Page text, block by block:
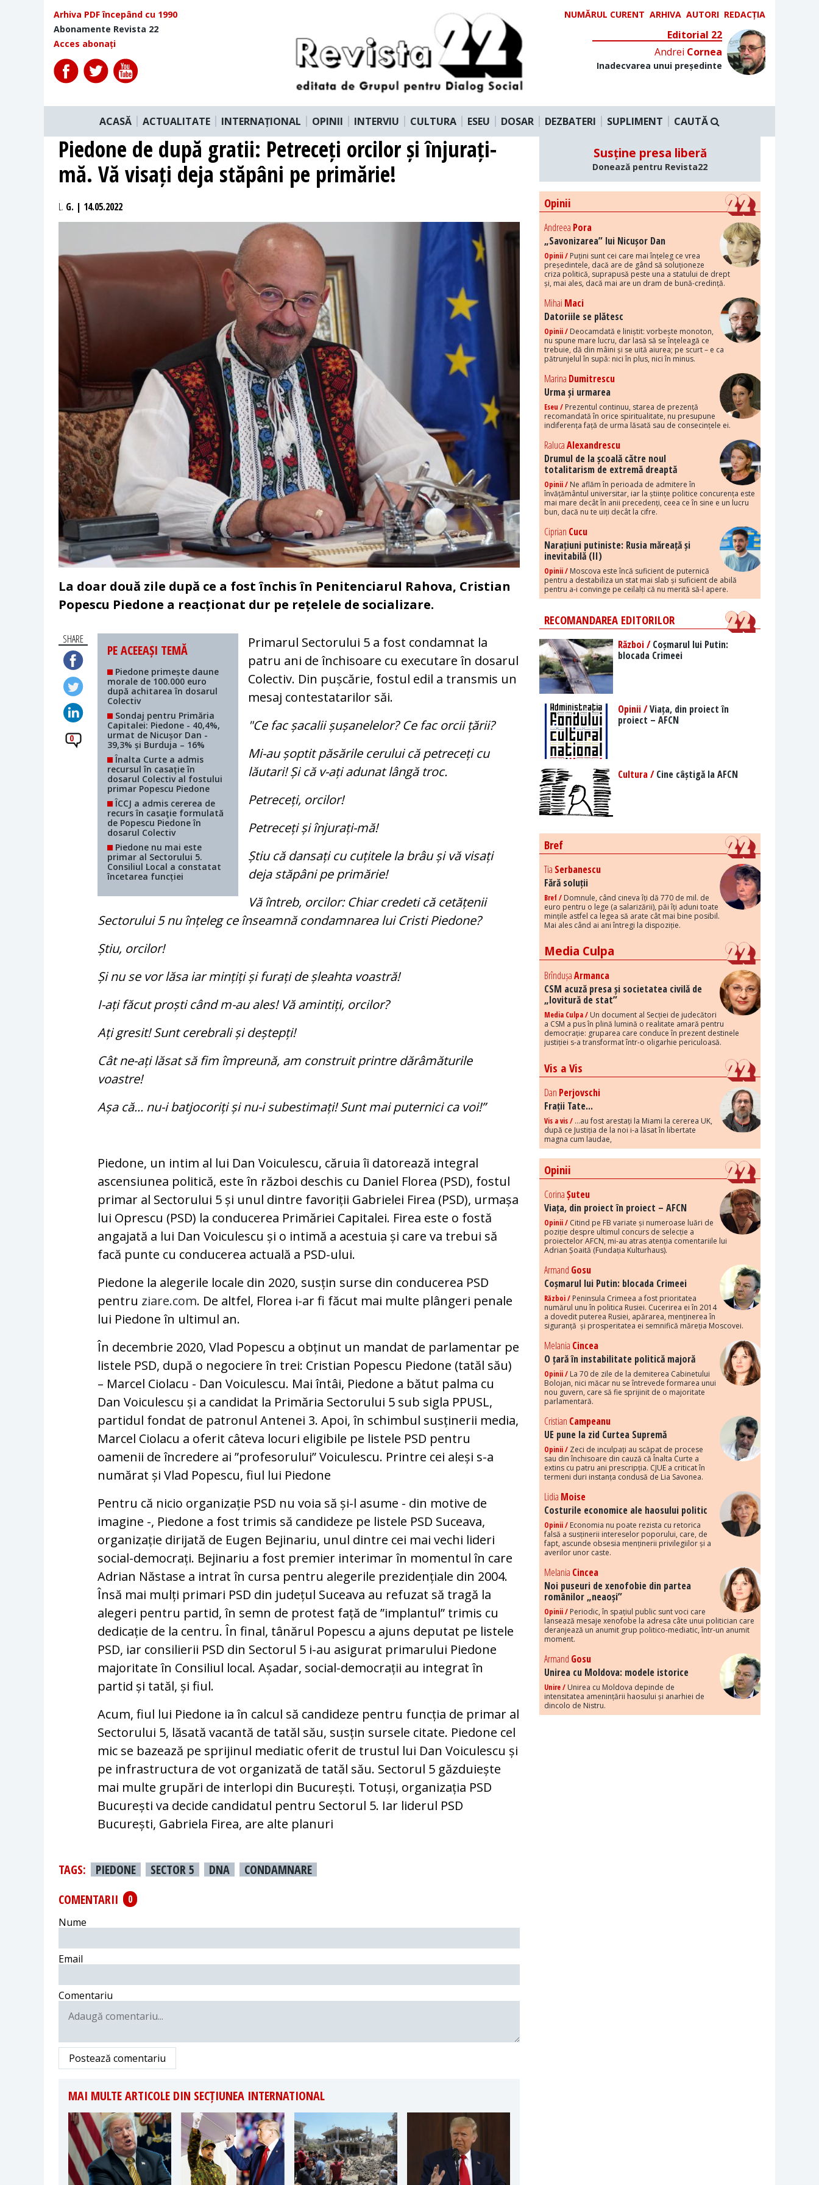
Arhiva PDF începând cu 1990
Abonamente Revista 22
Acces abonați
NUMĂRUL CURENT ARHIVA AUTORI REDACȚIA
Editorial 22
Andrei Cornea
Inadecvarea unui președinte
ACASĂ ACTUALITATE INTERNAȚIONAL OPINII INTERVIU CULTURA ESEU DOSAR DEZBATERI SUPLIMENT CAUTĂ
Piedone de după gratii: Petreceți orcilor și înjurați-
mă. Vă visați deja stăpâni pe primărie!
L. G. | 14.05.2022
La doar două zile după ce a fost închis în Penitenciarul Rahova, Cristian
Popescu Piedone a reacționat dur pe rețelele de socializare.
SHARE
0
PE ACEEAȘI TEMĂ
Piedone primește daune
morale de 100.000 euro
după achitarea în dosarul
Colectiv
Sondaj pentru Primăria
Capitalei: Piedone - 40,4%,
urmat de Nicușor Dan -
39,3% și Burduja – 16%
Înalta Curte a admis
recursul în casație în
dosarul Colectiv al fostului
primar Popescu Piedone
ÎCCJ a admis cererea de
recurs în casaţie formulată
de Popescu Piedone în
dosarul Colectiv
Piedone nu mai este
primar al Sectorului 5.
Consiliul Local a constatat
încetarea funcției
Primarul Sectorului 5 a fost condamnat la
patru ani de închisoare cu executare în dosarul
Colectiv. Din pușcărie, fostul edil a transmis un
mesaj contestatarilor săi.
"Ce fac șacalii șușanelelor? Ce fac orcii țării?
Mi-au șoptit păsările cerului că petreceți cu
lăutari! Și că v-ați adunat lângă troc.
Petreceți, orcilor!
Petreceți și înjurați-mă!
Știu că dansați cu cuțitele la brâu și vă visați
deja stăpâni pe primărie!
Vă întreb, orcilor: Chiar credeti că cetățenii
Sectorului 5 nu înțeleg ce înseamnă condamnarea lui Cristi Piedone?
Știu, orcilor!
Și nu se vor lăsa iar mințiți și furați de șleahta voastră!
I-ați făcut proști când m-au ales! Vă amintiți, orcilor?
Ați gresit! Sunt cerebrali și deștepți!
Cât ne-ați lăsat să fim împreună, am construit printre dărâmăturile
voastre!
Așa că... nu-i batjocoriți și nu-i subestimați! Sunt mai puternici ca voi!”
Piedone, un intim al lui Dan Voiculescu, căruia îi datorează integral
ascensiunea politică, este în război deschis cu Daniel Florea (PSD), fostul
primar al Sectorului 5 și unul dintre favoriții Gabrielei Firea (PSD), urmașa
lui Oprescu (PSD) la conducerea Primăriei Capitalei. Firea este o fostă
angajată a lui Dan Voiculescu și o intimă a acestuia și care va trebui să
facă punte cu conducerea actuală a PSD-ului.
Piedone la alegerile locale din 2020, susțin surse din conducerea PSD
pentru ziare.com. De altfel, Florea i-ar fi făcut mai multe plângeri penale
lui Piedone în ultimul an.
În decembrie 2020, Vlad Popescu a obținut un mandat de parlamentar pe
listele PSD, după o negociere în trei: Cristian Popescu Piedone (tatăl său)
– Marcel Ciolacu - Dan Voiculescu. Mai întâi, Piedone a bătut palma cu
Dan Voiculescu și a candidat la Primăria Sectorului 5 sub sigla PPUSL,
partidul fondat de patronul Antenei 3. Apoi, în schimbul susținerii media,
Marcel Ciolacu a oferit câteva locuri eligibile pe listele PSD pentru
oamenii de încredere ai ”profesorului” Voiculescu. Printre cei aleși s-a
numărat și Vlad Popescu, fiul lui Piedone
Pentru că nicio organizație PSD nu voia să și-l asume - din motive de
imagine -, Piedone a fost trimis să candideze pe listele PSD Suceava,
organizație dirijată de Eugen Bejinariu, unul dintre cei mai vechi lideri
social-democrați. Bejinariu a fost premier interimar în momentul în care
Adrian Năstase a intrat în cursa pentru alegerile prezidențiale din 2004.
Însă mai mulți primari PSD din județul Suceava au refuzat să tragă la
alegeri pentru partid, în semn de protest față de ”implantul” trimis cu
dedicație de la centru. În final, tânărul Popescu a ajuns deputat pe listele
PSD, iar consilierii PSD din Sectorul 5 i-au asigurat primarului Piedone
majoritate în Consiliul local. Așadar, social-democrații au integrat în
partid și tatăl, și fiul.
Acum, fiul lui Piedone ia în calcul să candideze pentru funcția de primar al
Sectorului 5, lăsată vacantă de tatăl său, susțin sursele citate. Piedone cel
mic se bazează pe sprijinul mediatic oferit de trustul lui Dan Voiculescu și
pe infrastructura de vot organizată de tatăl său. Sectorul 5 găzduiește
mai multe grupări de interlopi din București. Totuși, organizația PSD
București va decide candidatul pentru Sectorul 5. Iar liderul PSD
București, Gabriela Firea, are alte planuri
TAGS: PIEDONE SECTOR 5 DNA
CONDAMNARE
COMENTARII
0
Nume
Email
Comentariu
Postează comentariu
MAI MULTE ARTICOLE DIN SECȚIUNEA INTERNATIONAL
Susține presa liberă
Donează pentru Revista22
Opinii
Andreea Pora
„Savonizarea” lui Nicușor Dan
Opinii / Puțini sunt cei care mai înțeleg ce vrea
președintele, dacă are de gând să soluționeze
criza politică, suprapusă peste una a statului de drept
și, mai ales, dacă mai are un dram de bună-credință.
Mihai Maci
Datoriile se plătesc
Opinii / Deocamdată e liniștit: vorbește monoton,
nu spune mare lucru, dar lasă să se înțeleagă ce
trebuie, dă din mâini și se uită aiurea; pe scurt – e ca
pătrunjelul în supă: nici în plus, nici în minus.
Marina Dumitrescu
Urma și urmarea
Eseu / Prezentul continuu, starea de prezență
recomandată în orice spiritualitate, nu presupune
indiferența față de urma lăsată sau de consecințele ei.
RalucaAlexandrescu
Drumul de la școală către noul
totalitarism de extremă dreaptă
Opinii / Ne aflăm în perioada de admitere în
învățământul universitar, iar la științe politice concurența este
mai mare decât în anii precedenți, ceea ce în sine e un lucru
bun, dacă nu te uiți decât la cifre.
Ciprian Cucu
Narațiuni putiniste: Rusia măreață și
inevitabilă (II)
Opinii / Moscova este încă suficient de puternică
pentru a destabiliza un stat mai slab și suficient de abilă
pentru a-i convinge pe ceilalți că nu merită să-l apere.
RECOMANDAREA EDITORILOR
Război /Coșmarul lui Putin:
blocada Crimeei
Opinii /Viața, din proiect în
proiect – AFCN
Cultura /Cine câștigă la AFCN
Bref
Tia Serbanescu
Fără soluții
Bref / Domnule, când cineva îți dă 770 de mil. de
euro pentru o lege (a salarizării), păi îți aduni toate
mințile astfel ca legea să arate cât mai bine posibil.
Mai ales când ai ani întregi la dispoziție.
Media Culpa
BrîndușaArmanca
CSM acuză presa și societatea civilă de
„lovitură de stat”
Media Culpa / Un document al Secției de judecători
a CSM a pus în plină lumină o realitate amară pentru
democrație: gruparea care conduce în prezent destinele
justiției s-a transformat într-o oligarhie periculoasă.
Vis a Vis
Dan Perjovschi
Frații Tate...
Vis a vis / ...au fost arestați la Miami la cererea UK,
după ce Justiția de la noi i-a lăsat în libertate
magna cum laudae,
Opinii
CorinaȘuteu
Viața, din proiect în proiect – AFCN
Opinii / Citind pe FB variate și numeroase luări de
poziție despre ultimul concurs de selecție a
proiectelor AFCN, mi-au atras atenția comentariile lui
Adrian Șoaită (Fundația Kulturhaus).
Armand Gosu
Coșmarul lui Putin: blocada Crimeei
Război / Peninsula Crimeea a fost prioritatea
numărul unu în politica Rusiei. Cucerirea ei în 2014
a dovedit puterea Rusiei, apărarea, menținerea în
siguranță și prosperitatea ei semnifică măreția Moscovei.
Melania Cincea
O țară în instabilitate politică majoră
Opinii / La 70 de zile de la demiterea Cabinetului
Bolojan, nici măcar nu se întrevede formarea unui
nou guvern, care să fie sprijinit de o majoritate
parlamentară.
Cristian Campeanu
UE pune la zid Curtea Supremă
Opinii / Zeci de inculpați au scăpat de procese
sau din închisoare din cauză că Înalta Curte a
extins cu patru ani prescripția. CJUE a criticat în
termeni duri instanța condusă de Lia Savonea.
Lidia Moise
Costurile economice ale haosului politic
Opinii / Economia nu poate rezista cu retorica
falsă a susținerii intereselor poporului, care, de
fapt, ascunde obsesia menținerii privilegiilor și a
averilor unor caste.
Melania Cincea
Noi puseuri de xenofobie din partea
românilor „neaoși”
Opinii / Periodic, în spațiul public sunt voci care
lansează mesaje xenofobe la adresa câte unui politician care
deranjează un anumit grup politico-mediatic, într-un anumit
moment.
Armand Gosu
Unirea cu Moldova: modele istorice
Unire / Unirea cu Moldova depinde de
intensitatea amenințării haosului și anarhiei de
dincolo de Nistru.